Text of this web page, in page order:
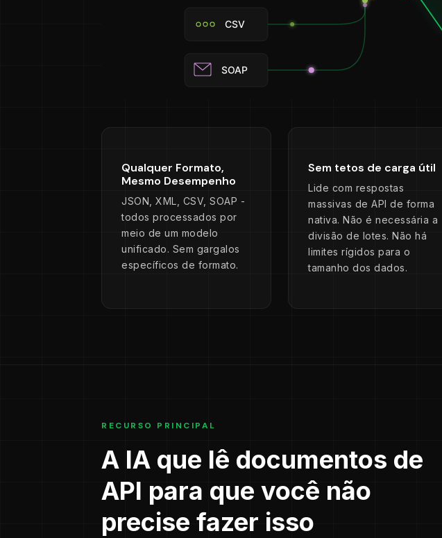
Qualquer Formato,
Mesmo Desempenho
JSON, XML, CSV, SOAP -
todos processados por
meio de um modelo
unificado. Sem gargalos
específicos de formato.
Sem tetos de carga útil
Lide com respostas
massivas de API de forma
nativa. Não é necessária a
divisão de lotes. Não há
limites rígidos para o
tamanho dos dados.
RECURSO PRINCIPAL
A IA que lê documentos de
API para que você não
precise fazer isso